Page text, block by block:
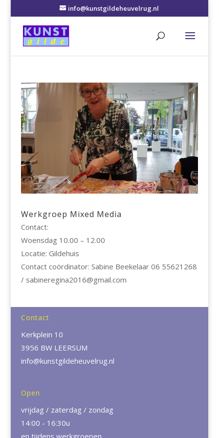
info@kunstgildeheuvelrug.nl
Werkgroep Mixed Media
Contact:
Woensdag 10.00 – 12.00
Locatie: Gildehuis
Contact coördinator: Sabine Beekelaar 06 55621268
/ sabineregina2016@gmail.com
Contact
Kerkplein 10
3956 BW LEERSUM
info@kunstgildeheuvelrug.nl
Open
vrijdag / zaterdag / zondag
14:00 - 16:30u